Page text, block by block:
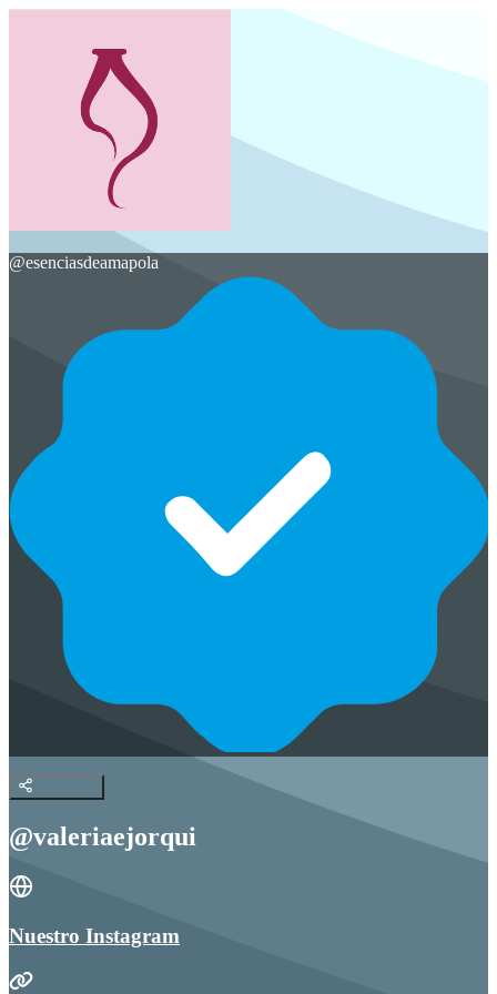
@esenciasdeamapola
@valeriaejorqui
Nuestro Instagram